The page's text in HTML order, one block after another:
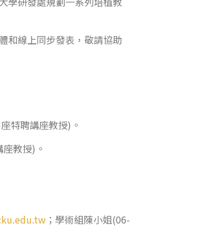
和線上同步發表，敬請協助
特聘講座教授)。
教授)。
；學術組陳小姐(06-